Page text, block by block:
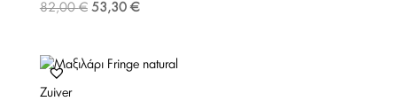
82,00€ 53,30 €
Zuiver